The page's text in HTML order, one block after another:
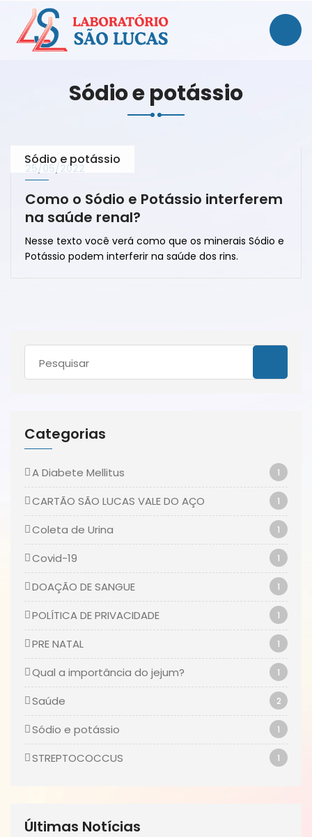
Sódio e potássio
Sódio e potássio
25/05/2022
Como o Sódio e Potássio interferem
na saúde renal?
Nesse texto você verá como que os minerais Sódio e
Potássio podem interferir na saúde dos rins.
Categorias
A Diabete Mellitus 1
CARTÃO SÃO LUCAS VALE DO AÇO 1
Coleta de Urina 1
Covid-19 1
DOAÇÃO DE SANGUE 1
POLÍTICA DE PRIVACIDADE 1
PRE NATAL 1
Qual a importância do jejum? 1
Saúde 2
Sódio e potássio 1
STREPTOCOCCUS 1
Últimas Notícias